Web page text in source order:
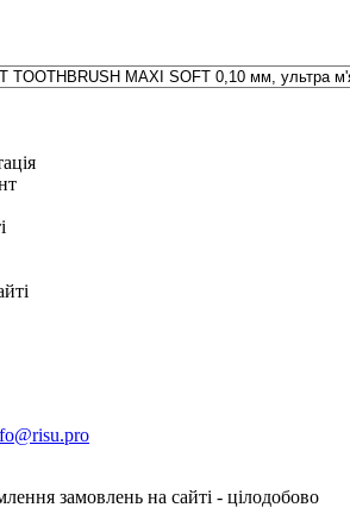
замовлень на сайті - цілодобово